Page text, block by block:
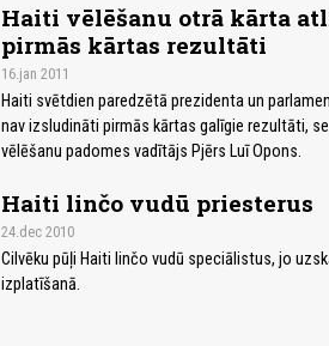
Haiti vēlēšanu otrā kārta
pirmās kārtas rezultāti
16.jan 2011
Haiti svētdien paredzētā prezidenta un
nav izsludināti pirmās kārtas galīgie rezultāti,
vēlēšanu padomes vadītājs Pjērs Luī Opons.
Haiti linčo vudū priesterus
24.dec 2010
Cilvēku pūļi Haiti linčo vudū speciālistus, jo
izplatīšanā.